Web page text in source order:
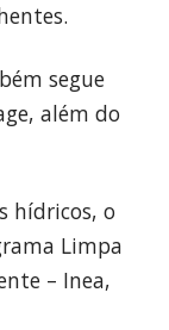
segue
além do
hídricos, o
Limpa
– Inea,